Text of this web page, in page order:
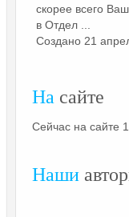
скорее всего
в Отдел ...
Создано 21
На сайте
Сейчас на сайте
Наши